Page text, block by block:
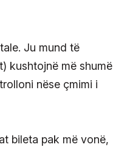
Ju mund të
kushtojnë më shumë
nëse çmimi i
bileta pak më vonë,